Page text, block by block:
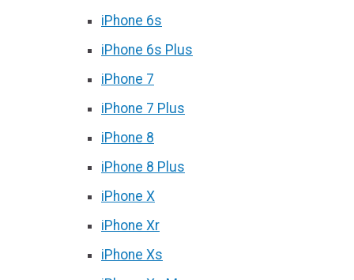
iPhone 6s
iPhone 6s Plus
iPhone 7
iPhone 7 Plus
iPhone 8
iPhone 8 Plus
iPhone X
iPhone Xr
iPhone Xs